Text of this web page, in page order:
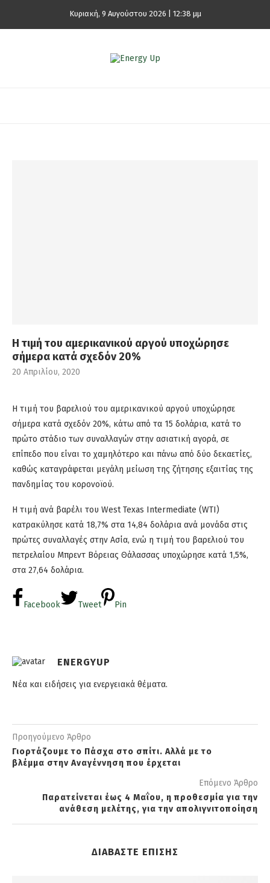
Κυριακή, 9 Αυγούστου 2026 | 12:38 μμ
Η τιμή του αμερικανικού αργού υποχώρησε
σήμερα κατά σχεδόν 20%
20 Απριλίου, 2020
Η τιμή του βαρελιού του αμερικανικού αργού υποχώρησε
σήμερα κατά σχεδόν 20%, κάτω από τα 15 δολάρια, κατά το
πρώτο στάδιο των συναλλαγών στην ασιατική αγορά, σε
επίπεδο που είναι το χαμηλότερο και πάνω από δύο δεκαετίες,
καθώς καταγράφεται μεγάλη μείωση της ζήτησης εξαιτίας της
πανδημίας του κορονοϊού.
Η τιμή ανά βαρέλι του West Texas Intermediate (WTI)
κατρακύλησε κατά 18,7% στα 14,84 δολάρια ανά μονάδα στις
πρώτες συναλλαγές στην Ασία, ενώ η τιμή του βαρελιού του
πετρελαίου Μπρεντ Βόρειας Θάλασσας υποχώρησε κατά 1,5%,
στα 27,64 δολάρια.
Facebook Tweet Pin
ENERGYUP
Νέα και ειδήσεις για ενεργειακά θέματα.
Προηγούμενο Άρθρο
Γιορτάζουμε το Πάσχα στο σπίτι. Αλλά με το
βλέμμα στην Αναγέννηση που έρχεται
Επόμενο Άρθρο
Παρατείνεται έως 4 Μαΐου, η προθεσμία για την
ανάθεση μελέτης, για την απολιγνιτοποίηση
ΔΙΑΒΑΣΤΕ ΕΠΙΣΗΣ